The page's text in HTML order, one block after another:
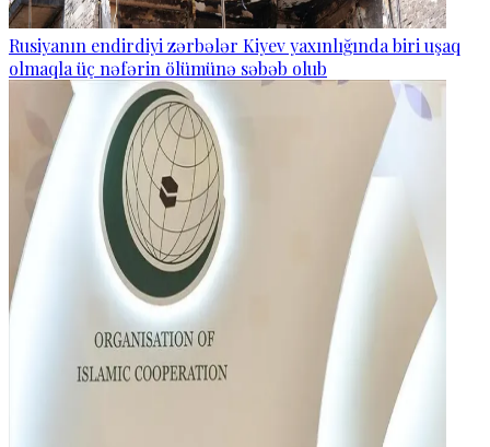
Rusiyanın endirdiyi zərbələr Kiyev yaxınlığında biri uşaq
olmaqla üç nəfərin ölümünə səbəb olub